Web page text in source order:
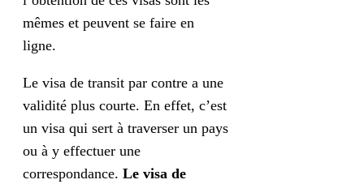
mêmes et peuvent se faire en
ligne.
Le visa de transit par contre a une
validité plus courte. En effet, c’est
un visa qui sert à traverser un pays
ou à y effectuer une
correspondance. Le visa de